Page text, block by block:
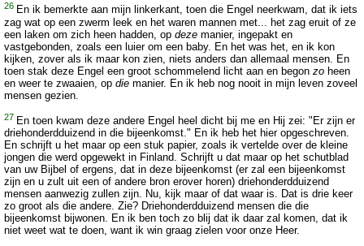
26 En ik bemerkte aan mijn linkerkant, toen die Engel neerkwam, dat ik iets
zag wat op een zwerm leek en het waren mannen met... het zag eruit of ze
een laken om zich heen hadden, op deze manier, ingepakt en
vastgebonden, zoals een luier om een baby. En het was het, en ik kon
kijken, zover als ik maar kon zien, niets anders dan allemaal mensen. En
toen stak deze Engel een groot schommelend licht aan en begon zo heen
en weer te zwaaien, op die manier. En ik heb nog nooit in mijn leven zoveel
mensen gezien.
27 En toen kwam deze andere Engel heel dicht bij me en Hij zei: "Er zijn er
driehonderdduizend in die bijeenkomst." En ik heb het hier opgeschreven.
En schrijft u het maar op een stuk papier, zoals ik vertelde over de kleine
jongen die werd opgewekt in Finland. Schrijft u dat maar op het schutblad
van uw Bijbel of ergens, dat in deze bijeenkomst (er zal een bijeenkomst
zijn en u zult uit een of andere bron erover horen) driehonderdduizend
mensen aanwezig zullen zijn. Nu, kijk maar of dat waar is. Dat is drie keer
zo groot als die andere. Zie? Driehonderdduizend mensen die die
bijeenkomst bijwonen. En ik ben toch zo blij dat ik daar zal komen, dat ik
niet weet wat te doen, want ik win graag zielen voor onze Heer.